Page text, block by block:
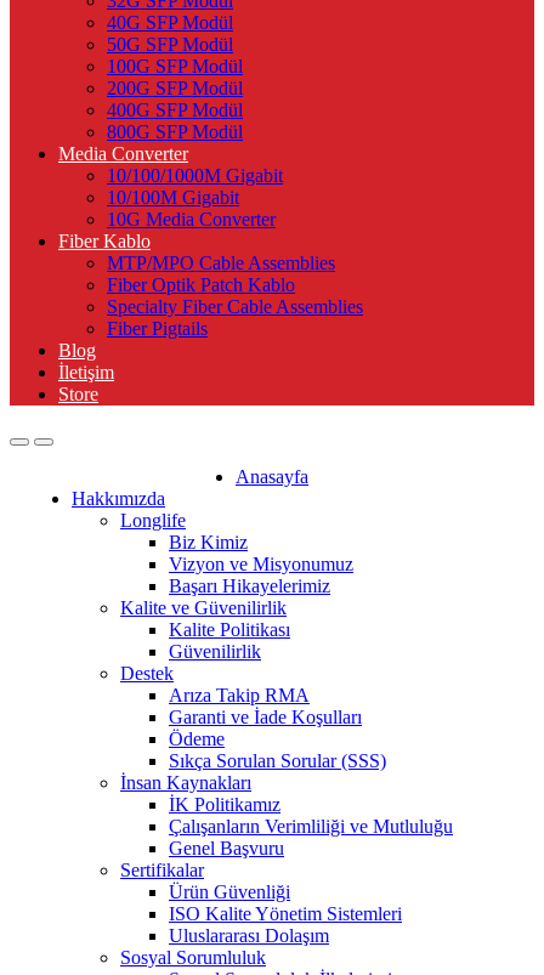
40G SFP Modül
50G SFP Modül
100G SFP Modül
200G SFP Modül
400G SFP Modül
800G SFP Modül
Media Converter
10/100/1000M Gigabit
10/100M Gigabit
10G Media Converter
Fiber Kablo
MTP/MPO Cable Assemblies
Fiber Optik Patch Kablo
Specialty Fiber Cable Assemblies
Fiber Pigtails
Blog
İletişim
Store
Anasayfa
Hakkımızda
Longlife
Biz Kimiz
Vizyon ve Misyonumuz
Başarı Hikayelerimiz
Kalite ve Güvenilirlik
Kalite Politikası
Güvenilirlik
Destek
Arıza Takip RMA
Garanti ve İade Koşulları
Ödeme
Sıkça Sorulan Sorular (SSS)
İnsan Kaynakları
İK Politikamız
Çalışanların Verimliliği ve Mutluluğu
Genel Başvuru
Sertifikalar
Ürün Güvenliği
ISO Kalite Yönetim Sistemleri
Uluslararası Dolaşım
Sosyal Sorumluluk